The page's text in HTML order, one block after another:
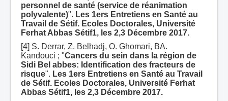
personnel de santé (service de réanimation
polyvalente)". Les 1ers Entretiens en Santé au
Travail de Sétif. Ecoles Doctorales, Université
Ferhat Abbas Sétif1, les 2,3 Décembre 2017.
[4] S. Derrar, Z. Belhadj, O. Ghomari, BA.
Kandouci ; "Cancers du sein dans la région de
Sidi Bel abbes: Identification des fracteurs de
risque". Les 1ers Entretiens en Santé au Travail
de Sétif. Ecoles Doctorales, Université Ferhat
Abbas Sétif1, les 2,3 Décembre 2017.